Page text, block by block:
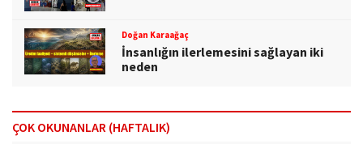
Doğan Karaağaç
İnsanlığın ilerlemesini sağlayan iki
neden
ÇOK OKUNANLAR (HAFTALIK)